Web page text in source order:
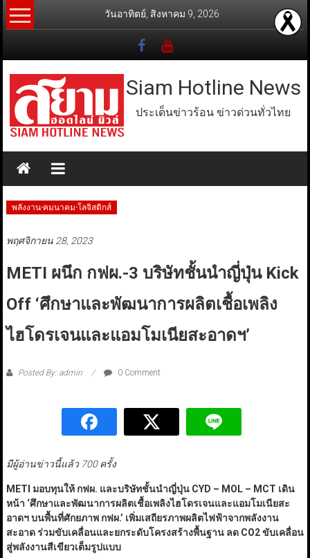
Skip
to
วันอาทิตย์, สิงหาคม 9, 2026
Siam Hotline News
ประเด็นข่าวร้อน ข่าวด่วนทั่วไทย
พลังงาน-คมนาคม-โลจิสติกส์
พฤศจิกายน 28, 2023
METI ผนึก กฟผ.-3 บริษัทชั้นนำญี่ปุ่น Kick
Off ‘ศึกษาและพัฒนาการผลิตเชื้อเพลิง
ไฮโดรเจนและแอมโมเนียสะอาดฯ’
Posted By: admin 0 Comment
มีผู้อ่านข่าวนี้แล้ว 700 ครั้ง
METI มอบทุนให้ กฟผ. และบริษัทชั้นนำญี่ปุ่น CYD – MOL – MCT เดิน
หน้า ‘ศึกษาและพัฒนาการผลิตเชื้อเพลิงไฮโดรเจนและแอมโมเนียสะ
อาดฯ บนพื้นที่ศักยภาพ กฟผ.’ เพิ่มเสถียรภาพผลิตไฟฟ้าจากพลังงาน
สะอาด ร่วมขับเคลื่อนและยกระดับโครงสร้างพื้นฐาน ลด CO2 ขับเคลื่อน
สู่พลังงานสีเขียวเต็มรูปแบบ